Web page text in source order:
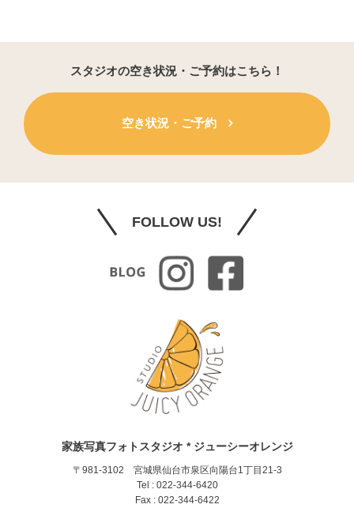
スタジオの空き状況・ご予約はこちら！
空き状況・ご予約
FOLLOW US!
家族写真フォトスタジオ * ジューシーオレンジ
〒981-3102 宮城県仙台市泉区向陽台1丁目21-3
Tel : 022-344-6420
Fax : 022-344-6422